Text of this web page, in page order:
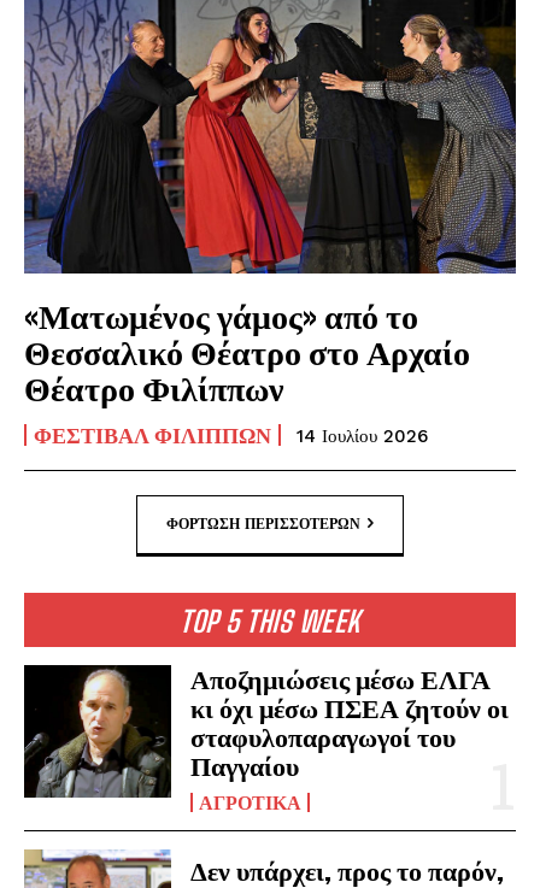
«Ματωμένος γάμος» από το
Θεσσαλικό Θέατρο στο Αρχαίο
Θέατρο Φιλίππων
ΦΕΣΤΙΒΆΛ ΦΙΛΊΠΠΩΝ 14 Ιουλίου 2026
ΦΌΡΤΩΣΗ ΠΕΡΙΣΣΟΤΈΡΩΝ
TOP 5 THIS WEEK
Αποζημιώσεις μέσω ΕΛΓΑ
κι όχι μέσω ΠΣΕΑ ζητούν οι
σταφυλοπαραγωγοί του
Παγγαίου
ΑΓΡΟΤΙΚΆ
Δεν υπάρχει, προς το παρόν,